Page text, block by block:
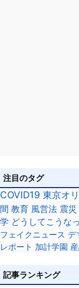
注目のタグ
COVID19 東京オ
間 教育 風営法 震災
学 どうしてこうな
フェイクニュース デ
レポート 加計学園
記事ランキング